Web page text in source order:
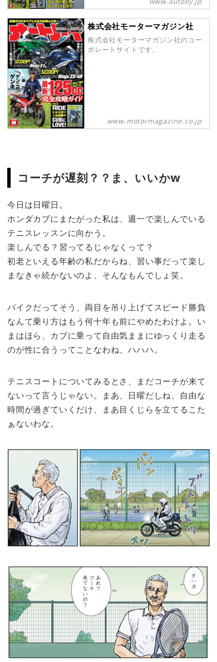
月刊『オートバイ』2022年8月号は
ンライン書店でお買い求めいただけ
ます。▶▶▶月刊『オートバイ』
2022年8月号の無料の試し読みはこ
ちらをクリック
株式会社モーターマガジン社
株式会社モーターマガジン社のコー
ポレートサイトです。
www.motormagazine.co.jp
コーチが遅刻？？ま、いいかw
今日は日曜日。
ホンダカブにまたがった私は、週一で楽しんでいる
テニスレッスンに向かう。
楽しんでる？習ってるじゃなくって？
初老といえる年齢の私だからね、習い事だって楽し
まなきゃ続かないのよ、そんなもんでしょ笑。
バイクだってそう、両目を吊り上げてスピード勝負
なんて乗り方はもう何十年も前にやめたわけよ。い
まはほら、カブに乗って自由気ままにゆっくり走る
のが性に合うってことなわね、ハハハ。
テニスコートについてみるとさ、まだコーチが来て
ないって言うじゃない。まあ、日曜だしね、自由な
時間が過ぎていくだけ、まあ目くじらを立てるこた
ぁないわな。